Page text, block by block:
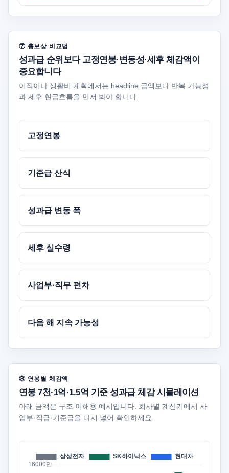
⑦ 총보상 비교법
성과급 순위보다 고정연봉·변동성·세후 체감액이
중요합니다
이직이나 생활비 계획에서는 headline 금액보다 반복 가능성
과 세후 현금흐름을 먼저 봐야 합니다.
고정연봉
기준급 산식
성과급 변동 폭
세후 실수령
사업부·직무 편차
다음 해 지속 가능성
⑧ 연봉별 체감액
연봉 7천·1억·1.5억 기준 성과급 체감 시뮬레이션
아래 금액은 구조 이해용 예시입니다. 회사별 계산기에서 사
업부·직급·기준급을 다시 넣어 확인하세요.